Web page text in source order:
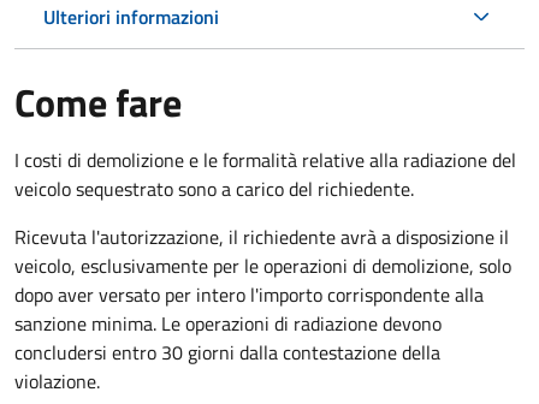
Ulteriori informazioni
Come fare
I costi di demolizione e le formalità relative alla radiazione del
veicolo sequestrato sono a carico del richiedente.
Ricevuta l'autorizzazione, il richiedente avrà a disposizione il
veicolo, esclusivamente per le operazioni di demolizione, solo
dopo aver versato per intero l'importo corrispondente alla
sanzione minima. Le operazioni di radiazione devono
concludersi entro 30 giorni dalla contestazione della
violazione.